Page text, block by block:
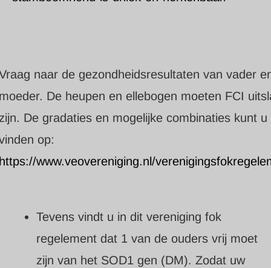
naar de gezondheidsresultaten van vader
De heupen en ellebogen moeten FCI
De gradaties en mogelijke combinaties kunt u
op:
www.veovereniging.nl/
Tevens vindt u in dit vereniging fok
regelement dat 1 van de ouders vrij moet
zijn van het SOD1 gen (DM). Zodat uw